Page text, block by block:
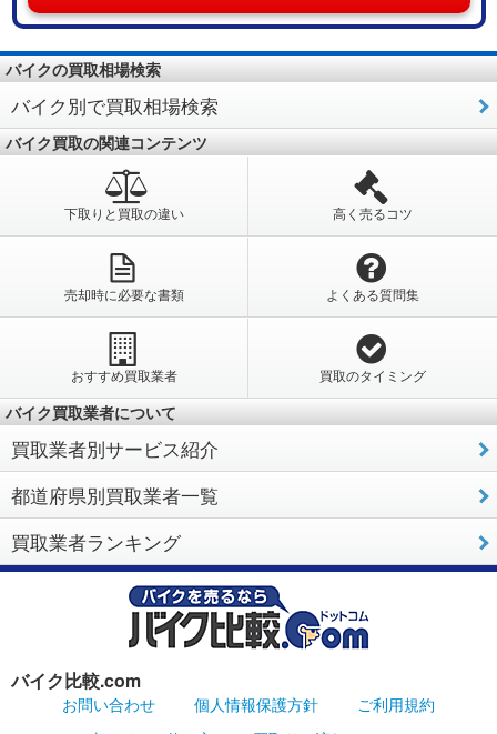
バイクの買取相場検索
バイク別で買取相場検索
バイク買取の関連コンテンツ
下取りと買取の違い 高く売るコツ
売却時に必要な書類 よくある質問集
おすすめ買取業者 買取のタイミング
バイク買取業者について
買取業者別サービス紹介
都道府県別買取業者一覧
買取業者ランキング
バイク比較.com
お問い合わせ 個人情報保護方針
ご利用規約